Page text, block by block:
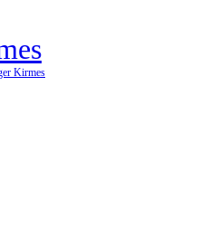
Kirmes